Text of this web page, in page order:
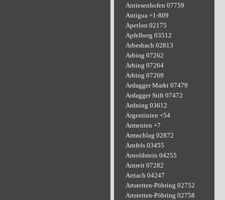
Antiesenhofen 07759
Antigua +1-809
Apetlon 02175
Apfelberg 03512
Arbesbach 02813
Arbing 07262
Arbing 07264
Arbing 07269
Ardagger Markt 07479
Ardagger Stift 07472
Ardning 03612
Argentinien +54
Armenien +7
Armschlag 02872
Arnfels 03455
Arnoldstein 04255
Arnreit 07282
Arriach 04247
Artstetten-Pöbring 02752
Artstetten-Pöbring 02758